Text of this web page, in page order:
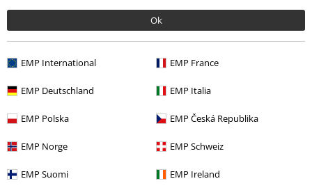
Ok
EMP International EMP France
EMP Deutschland EMP Italia
EMP Polska EMP Česká Republika
EMP Norge EMP Schweiz
EMP Suomi EMP Ireland
Sale % Humor